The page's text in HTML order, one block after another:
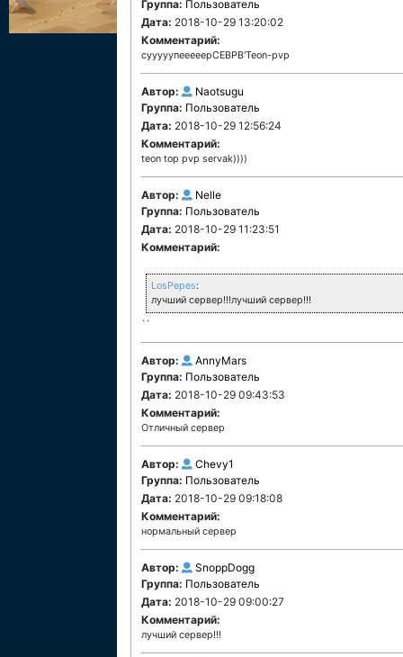
Группа: Пользователь
Дата: 2018-10-29 13:20:02
Комментарий:
сууууупееееерСЕВРВ'Teon-pvp
Автор:
Naotsugu
Группа: Пользователь
Дата: 2018-10-29 12:56:24
Комментарий:
teon top pvp servak))))
Автор:
Nelle
Группа: Пользователь
Дата: 2018-10-29 11:23:51
Комментарий:
LosPepes:
лучший сервер!!!лучший сервер!!!
``
Автор:
AnnyMars
Группа: Пользователь
Дата: 2018-10-29 09:43:53
Комментарий:
Отличный сервер
Автор:
Chevy1
Группа: Пользователь
Дата: 2018-10-29 09:18:08
Комментарий:
нормальный сервер
Автор:
SnoppDogg
Группа: Пользователь
Дата: 2018-10-29 09:00:27
Комментарий:
лучший сервер!!!